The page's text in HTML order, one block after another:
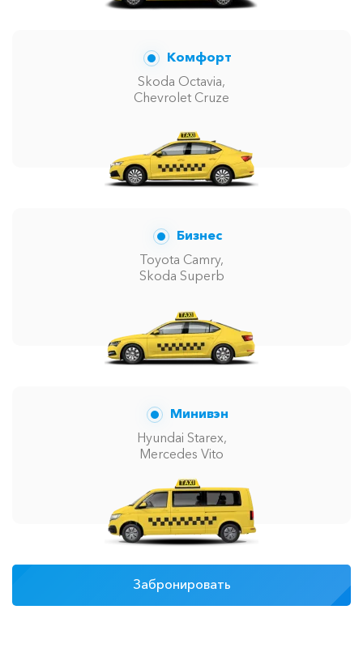
Комфорт
Skoda Octavia,
Chevrolet Cruze
Бизнес
Toyota Camry,
Skoda Superb
Минивэн
Hyundai Starex,
Mercedes Vito
Забронировать